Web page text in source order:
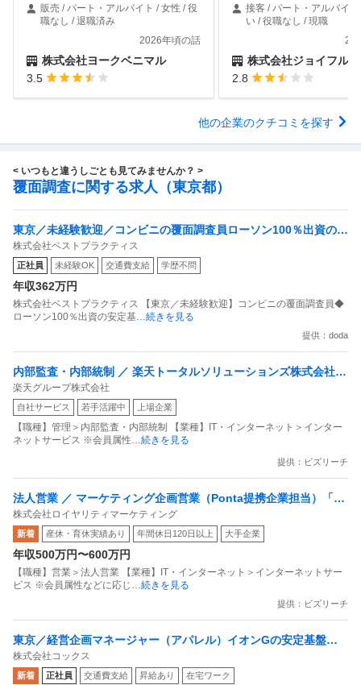
販売 / パート・アルバイト / 女性 / 役
職なし / 退職済み
2026年頃の話
株式会社ヨークベニマル
3.5
接客 / パート・アルバイ
い / 役職なし / 現職
株式会社ジョイフル
2.8
他の企業のクチコミを探す
< いつもと違うしごとも見てみませんか？ >
覆面調査に関する求人（東京都）
東京／未経験歓迎／コンビニの覆面調査員ローソン100％出資の安
定基盤／月５日在宅／残業月10時間
株式会社ベストプラクティス
正社員 未経験OK 交通費支給 学歴不問
年収362万円
株式会社ベストプラクティス 【東京／未経験歓迎】コンビニの覆面調査員◆
ローソン100％出資の安定基 …続きを見る
提供：doda
内部監査・内部統制 ／ 楽天トータルソリューションズ株式会社
戦略事業コンプライアンス支援部 業務統制支援課：ショップコン
プライアンス推進担当（SBCSD）
楽天グループ株式会社
自社サービス 若手活躍中 上場企業
【職種】管理＞内部監査・内部統制 【業種】IT・インターネット＞インター
ネットサービス ※会員属性 …続きを見る
提供：ビズリーチ
法人営業 ／ マーケティング企画営業（Ponta提携企業担当）「国
内最大級の共通ポイントサービスを展開／無駄のない消費社会を
目指すデータマーケティングカンパニー」
株式会社ロイヤリティマーケティング
新着 産休・育休実績あり 年間休日120日以上 大手企業
年収500万円〜600万円
【職種】営業＞法人営業 【業種】IT・インターネット＞インターネットサー
ビス ※会員属性などに応じ
…続きを見る
提供：ビズリーチ
東京／経営企画マネージャー（アパレル）イオンGの安定基盤／
面接1回／即入社歓迎
株式会社コックス
新着 正社員 交通費支給 昇給あり 在宅ワーク